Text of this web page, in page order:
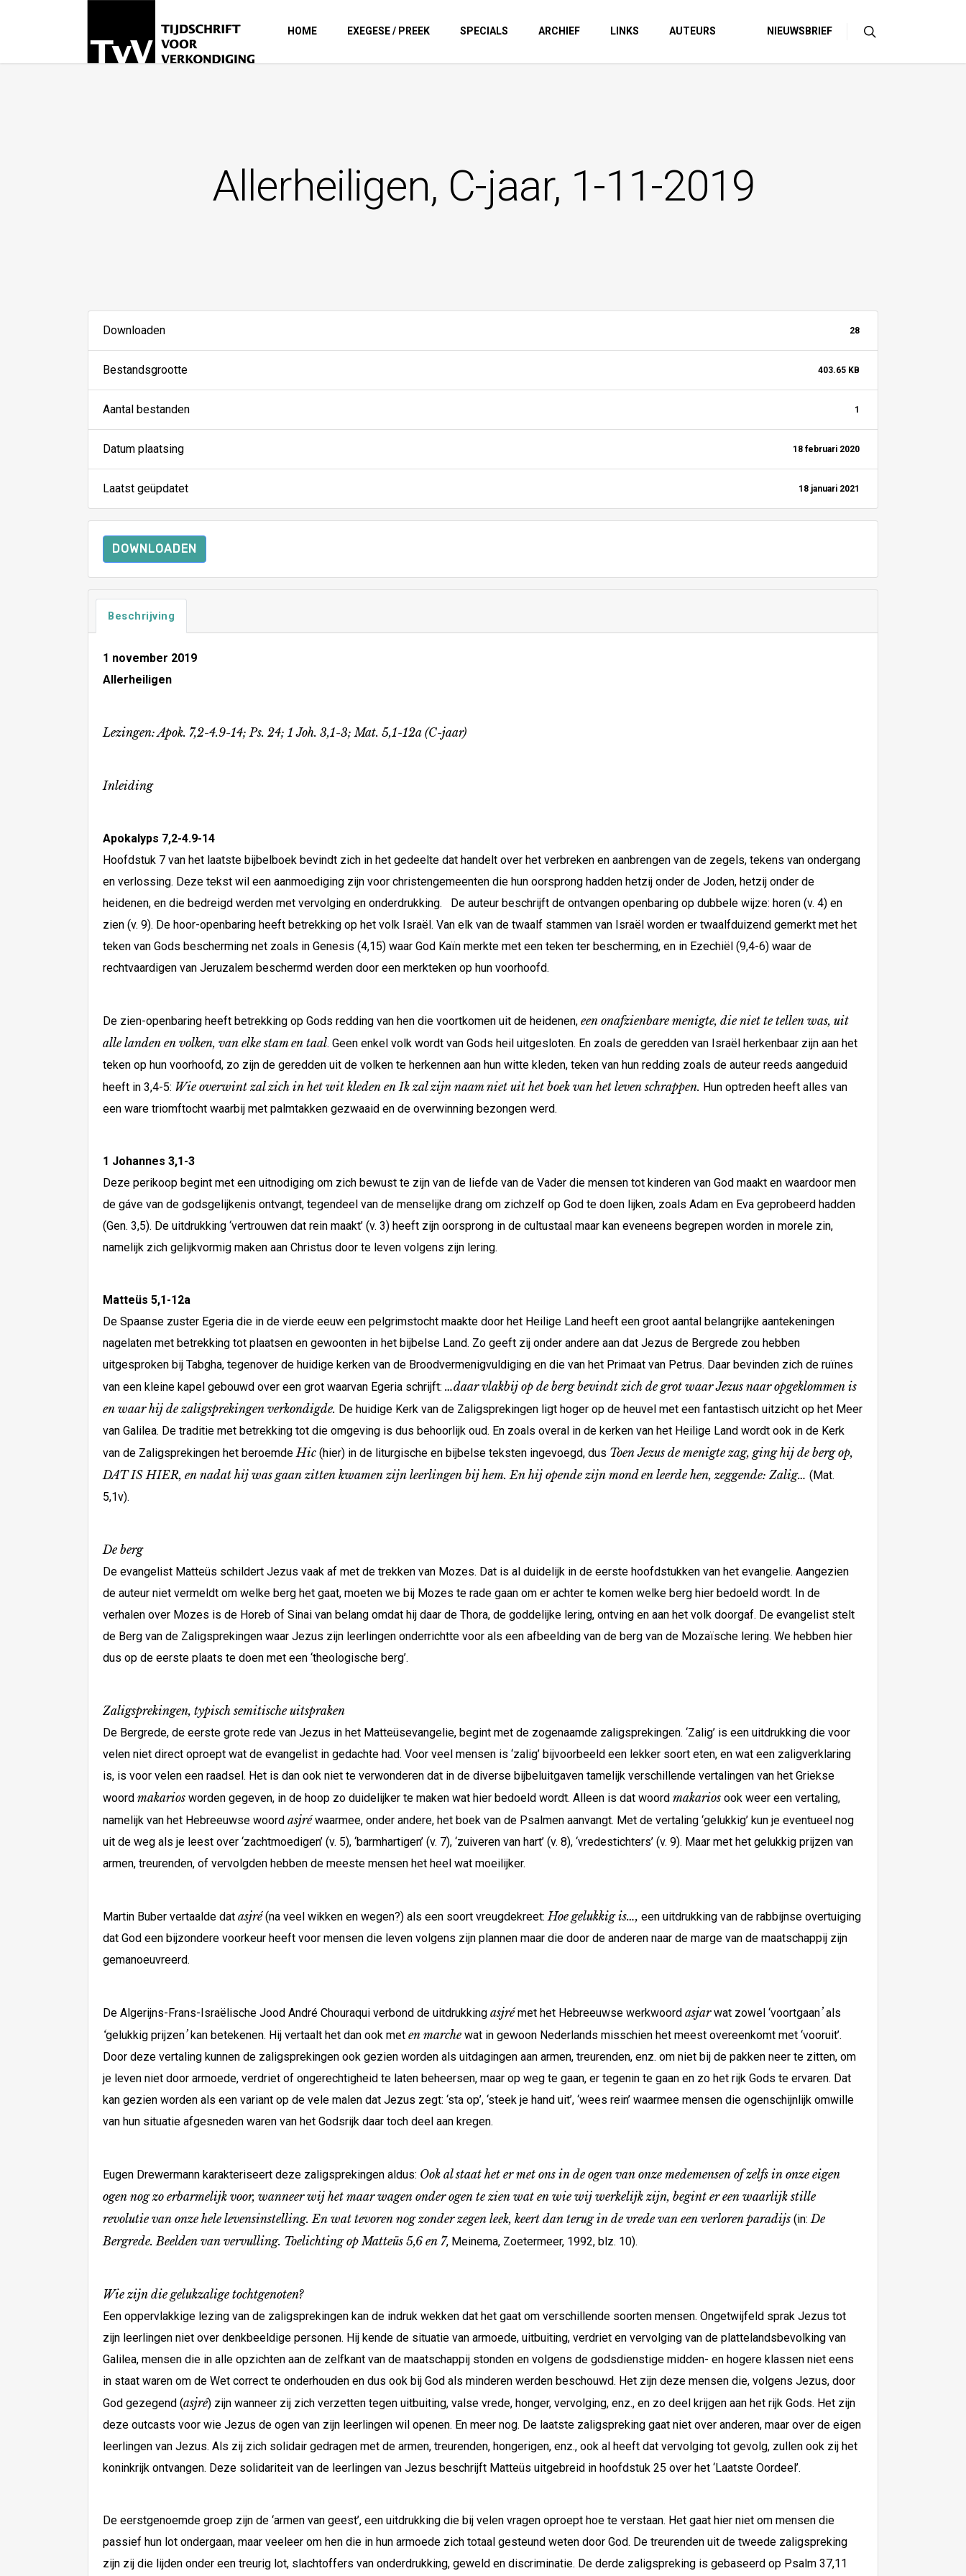
HOME EXEGESE / PREEK SPECIALS ARCHIEF LINKS AUTEURS NIEUWSBRIEF
Allerheiligen, C-jaar, 1-11-2019
Downloaden 28
Bestandsgrootte 403.65 KB
Aantal bestanden 1
Datum plaatsing 18 februari 2020
Laatst geüpdatet 18 januari 2021
DOWNLOADEN
Beschrijving
1 november 2019
Allerheiligen
Lezingen: Apok. 7,2-4.9-14; Ps. 24; 1 Joh. 3,1-3; Mat. 5,1-12a (C-jaar)
Inleiding
Apokalyps 7,2-4.9-14
Hoofdstuk 7 van het laatste bijbelboek bevindt zich in het gedeelte dat handelt over het verbreken en aanbrengen van de zegels, tekens van ondergang
en verlossing. Deze tekst wil een aanmoediging zijn voor christengemeenten die hun oorsprong hadden hetzij onder de Joden, hetzij onder de
heidenen, en die bedreigd werden met vervolging en onderdrukking. De auteur beschrijft de ontvangen openbaring op dubbele wijze: horen (v. 4) en
zien (v. 9). De hoor-openbaring heeft betrekking op het volk Israël. Van elk van de twaalf stammen van Israël worden er twaalfduizend gemerkt met het
teken van Gods bescherming net zoals in Genesis (4,15) waar God Kaïn merkte met een teken ter bescherming, en in Ezechiël (9,4-6) waar de
rechtvaardigen van Jeruzalem beschermd werden door een merkteken op hun voorhoofd.
De zien-openbaring heeft betrekking op Gods redding van hen die voortkomen uit de heidenen, een onafzienbare menigte, die niet te tellen was, uit
alle landen en volken, van elke stam en taal. Geen enkel volk wordt van Gods heil uitgesloten. En zoals de geredden van Israël herkenbaar zijn aan het
teken op hun voorhoofd, zo zijn de geredden uit de volken te herkennen aan hun witte kleden, teken van hun redding zoals de auteur reeds aangeduid
heeft in 3,4-5: Wie overwint zal zich in het wit kleden en Ik zal zijn naam niet uit het boek van het leven schrappen. Hun optreden heeft alles van
een ware triomftocht waarbij met palmtakken gezwaaid en de overwinning bezongen werd.
1 Johannes 3,1-3
Deze perikoop begint met een uitnodiging om zich bewust te zijn van de liefde van de Vader die mensen tot kinderen van God maakt en waardoor men
de gáve van de godsgelijkenis ontvangt, tegendeel van de menselijke drang om zichzelf op God te doen lijken, zoals Adam en Eva geprobeerd hadden
(Gen. 3,5). De uitdrukking ‘vertrouwen dat rein maakt’ (v. 3) heeft zijn oorsprong in de cultustaal maar kan eveneens begrepen worden in morele zin,
namelijk zich gelijkvormig maken aan Christus door te leven volgens zijn lering.
Matteüs 5,1-12a
De Spaanse zuster Egeria die in de vierde eeuw een pelgrimstocht maakte door het Heilige Land heeft een groot aantal belangrijke aantekeningen
nagelaten met betrekking tot plaatsen en gewoonten in het bijbelse Land. Zo geeft zij onder andere aan dat Jezus de Bergrede zou hebben
uitgesproken bij Tabgha, tegenover de huidige kerken van de Broodvermenigvuldiging en die van het Primaat van Petrus. Daar bevinden zich de ruïnes
van een kleine kapel gebouwd over een grot waarvan Egeria schrijft: …daar vlakbij op de berg bevindt zich de grot waar Jezus naar opgeklommen is
en waar hij de zaligsprekingen verkondigde. De huidige Kerk van de Zaligsprekingen ligt hoger op de heuvel met een fantastisch uitzicht op het Meer
van Galilea. De traditie met betrekking tot die omgeving is dus behoorlijk oud. En zoals overal in de kerken van het Heilige Land wordt ook in de Kerk
van de Zaligsprekingen het beroemdeHic (hier) in de liturgische en bijbelse teksten ingevoegd, dus Toen Jezus de menigte zag, ging hij de berg op,
DAT IS HIER, en nadat hij was gaan zitten kwamen zijn leerlingen bij hem. En hij opende zijn mond en leerde hen, zeggende: Zalig… (Mat.
5,1v).
De berg
De evangelist Matteüs schildert Jezus vaak af met de trekken van Mozes. Dat is al duidelijk in de eerste hoofdstukken van het evangelie. Aangezien
de auteur niet vermeldt om welke berg het gaat, moeten we bij Mozes te rade gaan om er achter te komen welke berg hier bedoeld wordt. In de
verhalen over Mozes is de Horeb of Sinai van belang omdat hij daar de Thora, de goddelijke lering, ontving en aan het volk doorgaf. De evangelist stelt
de Berg van de Zaligsprekingen waar Jezus zijn leerlingen onderrichtte voor als een afbeelding van de berg van de Mozaïsche lering. We hebben hier
dus op de eerste plaats te doen met een ‘theologische berg’.
Zaligsprekingen, typisch semitische uitspraken
De Bergrede, de eerste grote rede van Jezus in het Matteüsevangelie, begint met de zogenaamde zaligsprekingen. ‘Zalig’ is een uitdrukking die voor
velen niet direct oproept wat de evangelist in gedachte had. Voor veel mensen is ‘zalig’ bijvoorbeeld een lekker soort eten, en wat een zaligverklaring
is, is voor velen een raadsel. Het is dan ook niet te verwonderen dat in de diverse bijbeluitgaven tamelijk verschillende vertalingen van het Griekse
woord makarios worden gegeven, in de hoop zo duidelijker te maken wat hier bedoeld wordt. Alleen is dat woord makarios ook weer een vertaling,
namelijk van het Hebreeuwse woord asjréwaarmee, onder andere, het boek van de Psalmen aanvangt. Met de vertaling ‘gelukkig’ kun je eventueel nog
uit de weg als je leest over ‘zachtmoedigen’ (v. 5), ‘barmhartigen’ (v. 7), ‘zuiveren van hart’ (v. 8), ‘vredestichters’ (v. 9). Maar met het gelukkig prijzen van
armen, treurenden, of vervolgden hebben de meeste mensen het heel wat moeilijker.
Martin Buber vertaalde dat asjré(na veel wikken en wegen?) als een soort vreugdekreet:Hoe gelukkig is…, een uitdrukking van de rabbijnse overtuiging
dat God een bijzondere voorkeur heeft voor mensen die leven volgens zijn plannen maar die door de anderen naar de marge van de maatschappij zijn
gemanoeuvreerd.
De Algerijns-Frans-Israëlische Jood André Chouraqui verbond de uitdrukking asjrémet het Hebreeuwse werkwoord asjarwat zowel ‘voortgaan’als
‘gelukkig prijzen’kan betekenen. Hij vertaalt het dan ook met en marche wat in gewoon Nederlands misschien het meest overeenkomt met ‘vooruit’.
Door deze vertaling kunnen de zaligsprekingen ook gezien worden als uitdagingen aan armen, treurenden, enz. om niet bij de pakken neer te zitten, om
je leven niet door armoede, verdriet of ongerechtigheid te laten beheersen, maar op weg te gaan, er tegenin te gaan en zo het rijk Gods te ervaren. Dat
kan gezien worden als een variant op de vele malen dat Jezus zegt: ‘sta op’, ‘steek je hand uit’, ‘wees rein’ waarmee mensen die ogenschijnlijk omwille
van hun situatie afgesneden waren van het Godsrijk daar toch deel aan kregen.
Eugen Drewermann karakteriseert deze zaligsprekingen aldus: Ook al staat het er met ons in de ogen van onze medemensen of zelfs in onze eigen
ogen nog zo erbarmelijk voor, wanneer wij het maar wagen onder ogen te zien wat en wie wij werkelijk zijn, begint er een waarlijk stille
revolutie van onze hele levensinstelling. En wat tevoren nog zonder zegen leek, keert dan terug in de vrede van een verloren paradijs (in:De
Bergrede. Beelden van vervulling. Toelichting op Matteüs 5,6 en 7, Meinema, Zoetermeer, 1992, blz. 10).
Wie zijn die gelukzalige tochtgenoten?
Een oppervlakkige lezing van de zaligsprekingen kan de indruk wekken dat het gaat om verschillende soorten mensen. Ongetwijfeld sprak Jezus tot
zijn leerlingen niet over denkbeeldige personen. Hij kende de situatie van armoede, uitbuiting, verdriet en vervolging van de plattelandsbevolking van
Galilea, mensen die in alle opzichten aan de zelfkant van de maatschappij stonden en volgens de godsdienstige midden- en hogere klassen niet eens
in staat waren om de Wet correct te onderhouden en dus ook bij God als minderen werden beschouwd. Het zijn deze mensen die, volgens Jezus, door
God gezegend (asjré) zijn wanneer zij zich verzetten tegen uitbuiting, valse vrede, honger, vervolging, enz., en zo deel krijgen aan het rijk Gods. Het zijn
deze outcasts voor wie Jezus de ogen van zijn leerlingen wil openen. En meer nog. De laatste zaligspreking gaat niet over anderen, maar over de eigen
leerlingen van Jezus. Als zij zich solidair gedragen met de armen, treurenden, hongerigen, enz., ook al heeft dat vervolging tot gevolg, zullen ook zij het
koninkrijk ontvangen. Deze solidariteit van de leerlingen van Jezus beschrijft Matteüs uitgebreid in hoofdstuk 25 over het ‘Laatste Oordeel’.
De eerstgenoemde groep zijn de ‘armen van geest’, een uitdrukking die bij velen vragen oproept hoe te verstaan. Het gaat hier niet om mensen die
passief hun lot ondergaan, maar veeleer om hen die in hun armoede zich totaal gesteund weten door God. De treurenden uit de tweede zaligspreking
zijn zij die lijden onder een treurig lot, slachtoffers van onderdrukking, geweld en discriminatie. De derde zaligspreking is gebaseerd op Psalm 37,11